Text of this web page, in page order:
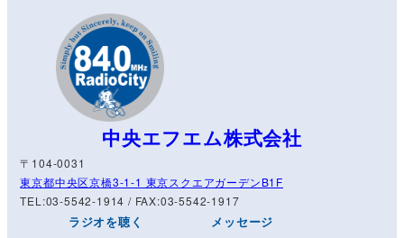
中央エフエム株式会社
〒104-0031
東京都中央区京橋3-1-1 東京スクエアガーデンB1F
TEL:03-5542-1914 / FAX:03-5542-1917
ラジオを聴く メッセージ